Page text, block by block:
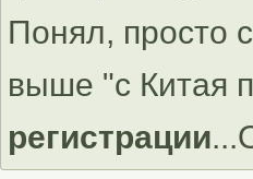
Понял, просто
выше "с Китая
регистрации